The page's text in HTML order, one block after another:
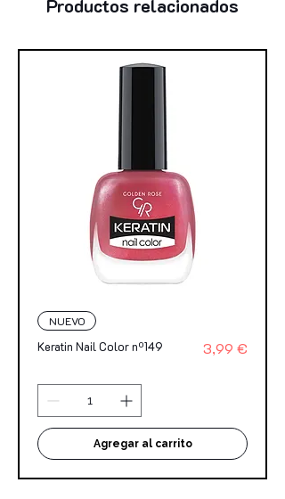
Productos relacionados
NUEVO
Keratin Nail Color nº149 Precio
3,99 €
Agregar al carrito